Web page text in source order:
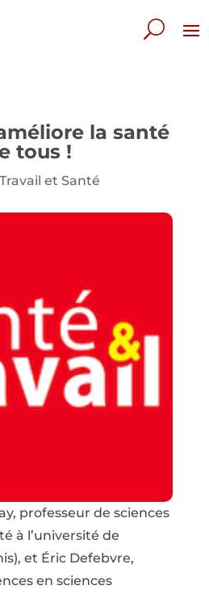
la santé
tous !
et Santé
professeur de sciences
à l’université de
et Éric Defebvre,
en sciences